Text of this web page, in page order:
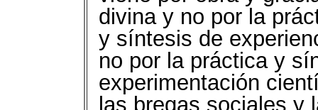
divina y no por la
y síntesis de
no por la práctica y
experimentación
las bregas sociales y